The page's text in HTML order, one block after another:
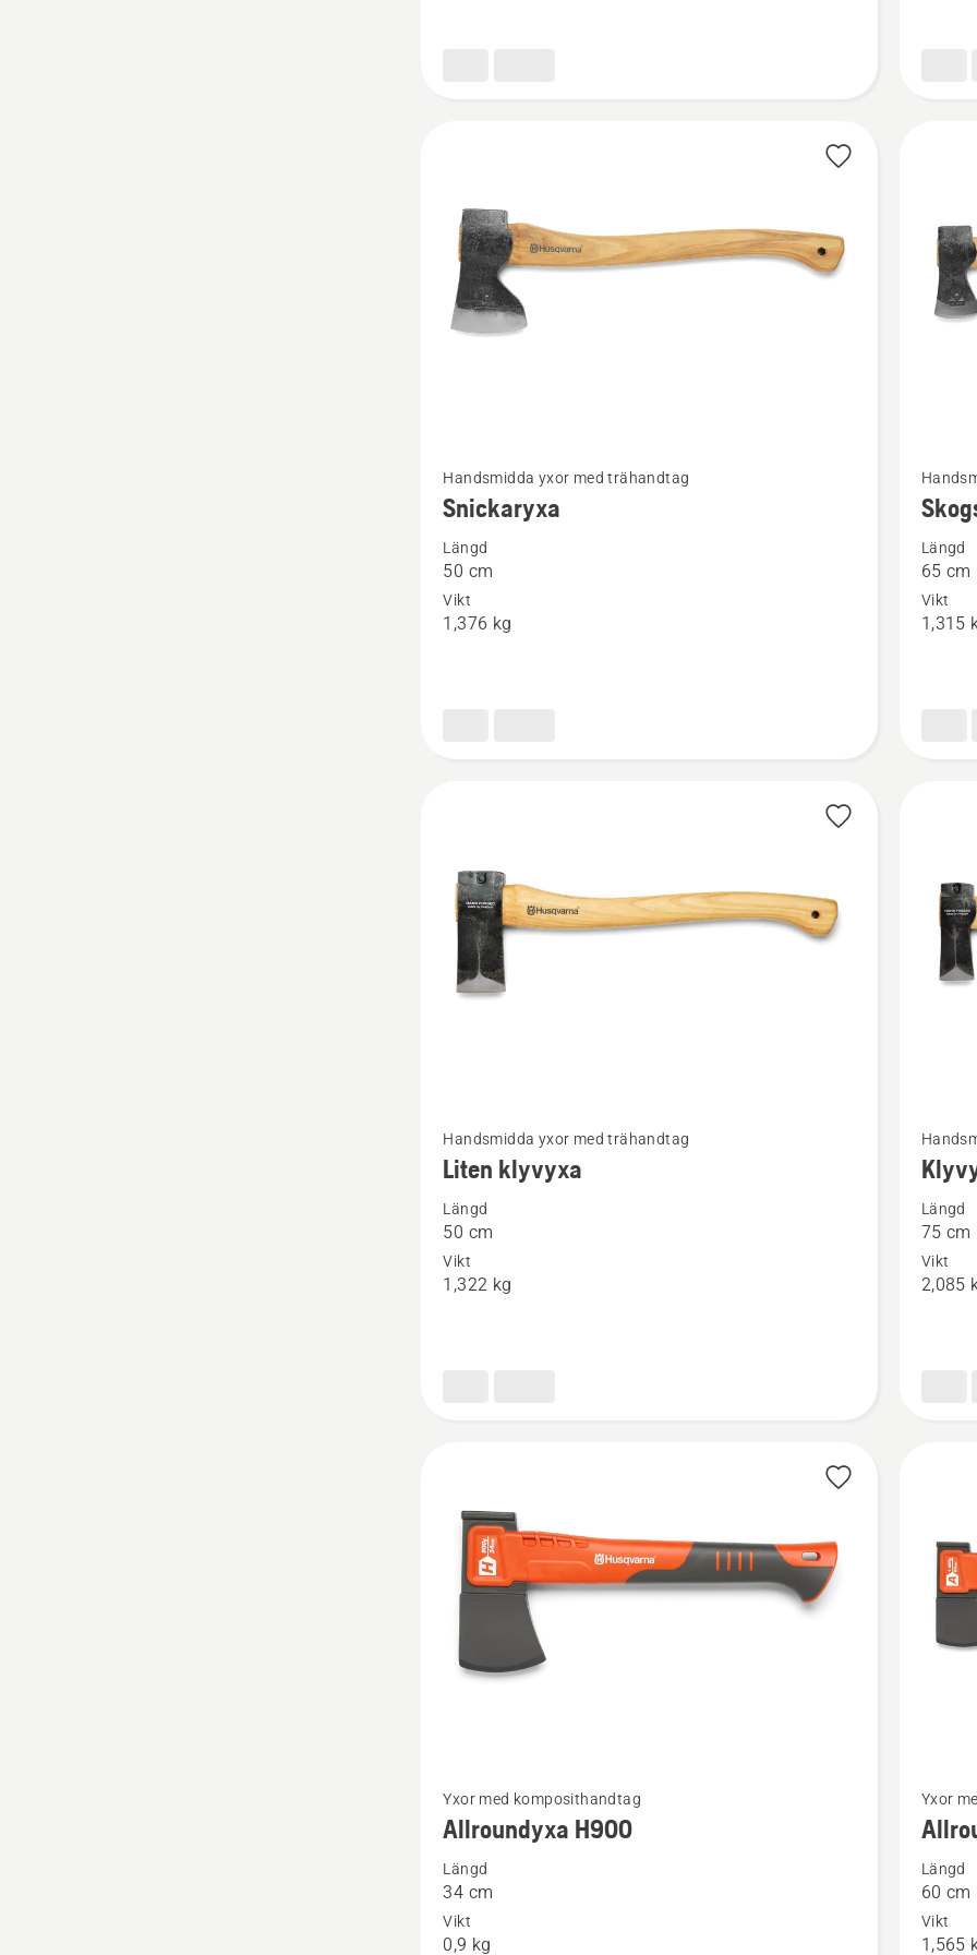
mer
information
om
Handsmidda yxor med trähandtag
Snickaryxa
Längd
50 cm
Vikt
1,376 kg
mer
omLängd
65 cm
Vikt
1,315
mer
information
om
klyvyxa
Handsmidda yxor med trähandtag
Liten klyvyxa
Längd
50 cm
Vikt
1,322 kg
mer
omLängd
75 cm
Vikt
2,085
mer
information
om
H900
Yxor med komposithandtag
Allroundyxa H900
Längd
34 cm
Vikt
0,9 kg
mer
om
A1400
Yxor
Längd
60 cm
Vikt
1,565